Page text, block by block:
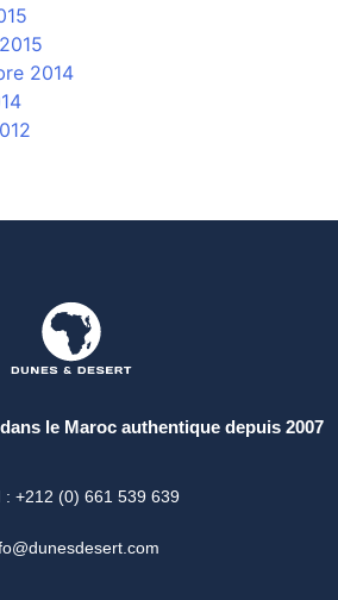
2014
le Maroc authentique depuis 2007
: +212 (0) 661 539 639